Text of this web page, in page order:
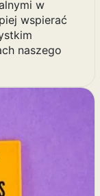
w
wspierać
naszego